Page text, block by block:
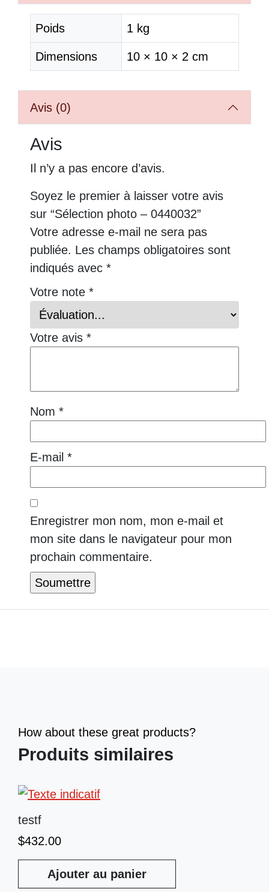
Poids 1 kg
Dimensions 10 × 10 × 2 cm
Avis (0)
Avis
Il n’y a pas encore d’avis.
Soyez le premier à laisser votre avis
sur “Sélection photo – 0440032”
Votre adresse e-mail ne sera pas
publiée. Les champs obligatoires sont
indiqués avec *
Votre note *
Votre avis *
Nom *
E-mail *
Enregistrer mon nom, mon e-mail et
mon site dans le navigateur pour mon
prochain commentaire.
How about these great products?
Produits similaires
testf
$432.00
Ajouter au panier